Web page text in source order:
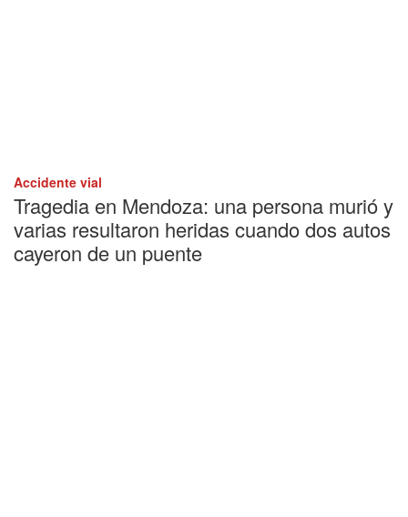
Accidente vial
Tragedia en Mendoza: una persona murió y
varias resultaron heridas cuando dos autos
cayeron de un puente